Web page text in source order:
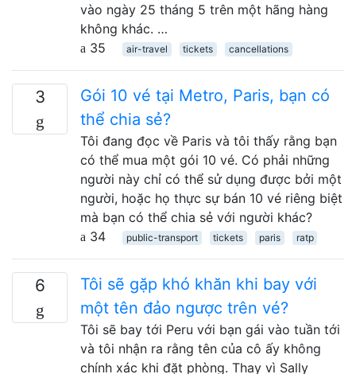
vào ngày 25 tháng 5 trên một hãng hàng
không khác. …
35
air-travel tickets cancellations
3
Gói 10 vé tại Metro, Paris, bạn có
thể chia sẻ?
Tôi đang đọc về Paris và tôi thấy rằng bạn
có thể mua một gói 10 vé. Có phải những
người này chỉ có thể sử dụng được bởi một
người, hoặc họ thực sự bán 10 vé riêng biệt
mà bạn có thể chia sẻ với người khác?
34
public-transport tickets paris ratp
6
Tôi sẽ gặp khó khăn khi bay với
một tên đảo ngược trên vé?
Tôi sẽ bay tới Peru với bạn gái vào tuần tới
và tôi nhận ra rằng tên của cô ấy không
chính xác khi đặt phòng. Thay vì Sally